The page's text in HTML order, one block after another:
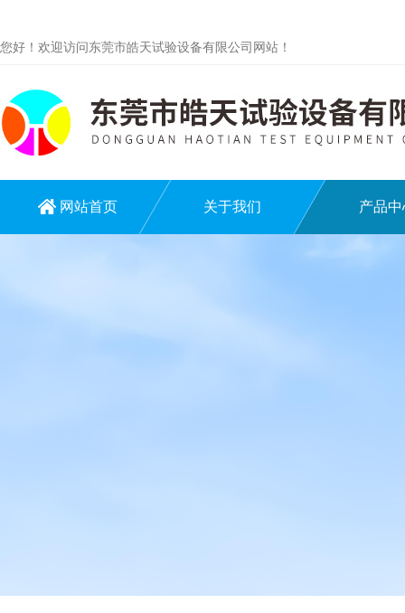
您好！欢迎访问东莞市皓天试验设备有限公司网站！
网站首页 关于我们 产品中